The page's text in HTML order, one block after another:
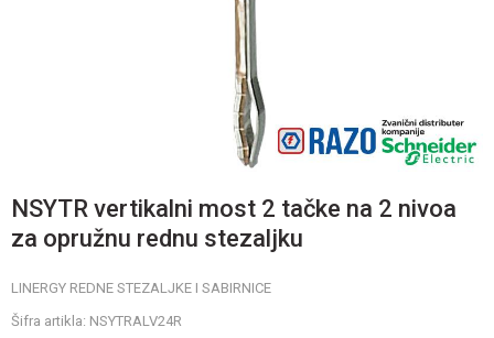
NSYTR vertikalni most 2 tačke na 2 nivoa
za opružnu rednu stezaljku
LINERGY REDNE STEZALJKE I SABIRNICE
Šifra artikla: NSYTRALV24R